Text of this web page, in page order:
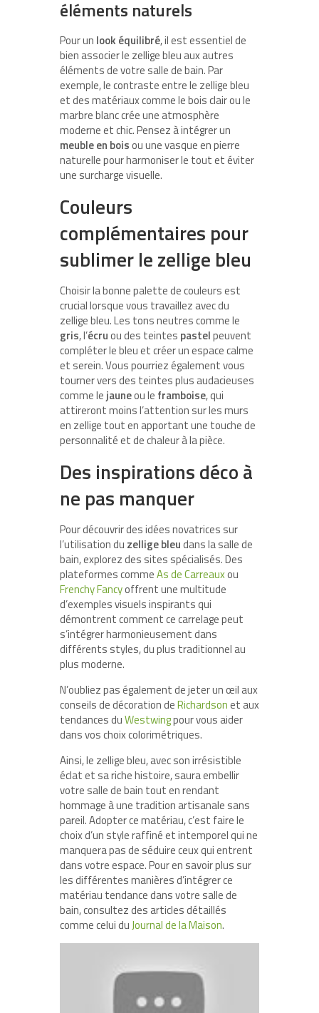
éléments naturels
Pour un look équilibré, il est essentiel de
bien associer le zellige bleu aux autres
éléments de votre salle de bain. Par
exemple, le contraste entre le zellige bleu
et des matériaux comme le bois clair ou le
marbre blanc crée une atmosphère
moderne et chic. Pensez à intégrer un
meuble en boisou une vasque en pierre
naturelle pour harmoniser le tout et éviter
une surcharge visuelle.
Couleurs
complémentaires pour
sublimer le zellige bleu
Choisir la bonne palette de couleurs est
crucial lorsque vous travaillez avec du
zellige bleu. Les tons neutres comme le
gris, l’écruou des teintes pastelpeuvent
compléter le bleu et créer un espace calme
et serein. Vous pourriez également vous
tourner vers des teintes plus audacieuses
comme le jauneou le framboise, qui
attireront moins l’attention sur les murs
en zellige tout en apportant une touche de
personnalité et de chaleur à la pièce.
Des inspirations déco à
ne pas manquer
Pour découvrir des idées novatrices sur
l’utilisation du zellige bleudans la salle de
bain, explorez des sites spécialisés. Des
plateformes commeAs de Carreauxou
Frenchy Fancyoffrent une multitude
d’exemples visuels inspirants qui
démontrent comment ce carrelage peut
s’intégrer harmonieusement dans
différents styles, du plus traditionnel au
plus moderne.
N’oubliez pas également de jeter un œil aux
conseils de décoration deRichardsonet aux
tendances duWestwingpour vous aider
dans vos choix colorimétriques.
Ainsi, le zellige bleu, avec son irrésistible
éclat et sa riche histoire, saura embellir
votre salle de bain tout en rendant
hommage à une tradition artisanale sans
pareil. Adopter ce matériau, c’est faire le
choix d’un style raffiné et intemporel qui ne
manquera pas de séduire ceux qui entrent
dans votre espace. Pour en savoir plus sur
les différentes manières d’intégrer ce
matériau tendance dans votre salle de
bain, consultez des articles détaillés
comme celui duJournal de la Maison.